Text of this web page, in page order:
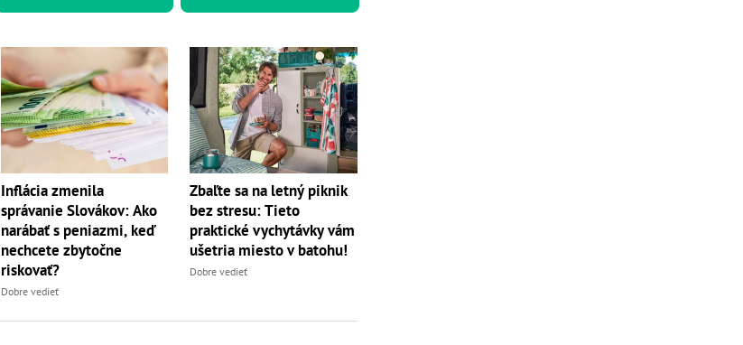
Inflácia zmenila
správanie Slovákov: Ako
narábať s peniazmi, keď
nechcete zbytočne
riskovať?
Dobre vedieť
Zbaľte sa na letný piknik
bez stresu: Tieto
praktické vychytávky vám
ušetria miesto v batohu!
Dobre vedieť